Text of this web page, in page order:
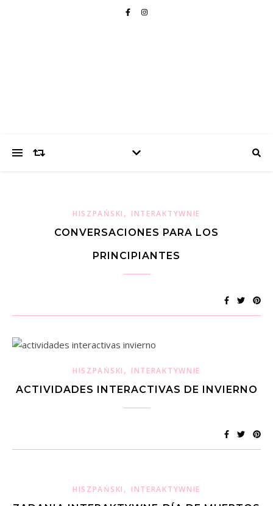
HISZPAŃSKI , INTERAKTYWNIE
CONVERSACIONES PARA LOS
PRINCIPIANTES
HISZPAŃSKI , INTERAKTYWNIE
ACTIVIDADES INTERACTIVAS DE INVIERNO
HISZPAŃSKI , INTERAKTYWNIE